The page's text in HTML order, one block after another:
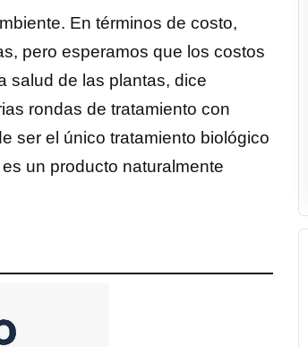
En términos de costo,
pero esperamos que los costos
salud de las plantas, dice
rondas de tratamiento con
ser el único tratamiento biológico
un producto naturalmente